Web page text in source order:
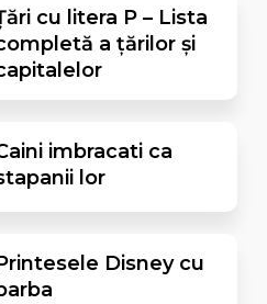
cu litera P – Lista
a țărilor și
imbracati ca
lor
Disney cu